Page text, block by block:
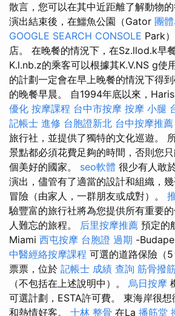
散言，您可以在其中近距離了解動物的
演出結束後，在鱷魚公園（Gator 團
GOOGLE SEARCH CONSOLE Park
店。 在晚餐的情況下，在Sz.llod.k早
K.l.nb.z的乘客可以根據其K.V.NS g使
的計劃一定會在早上晚餐的情況下得
的晚餐早晨。 自1994年底以來，
優化 按摩課程 台中市按摩 按摩 小腿
記帳士 進修 台胞證新北 台中按摩推薦
旅行社，並提供了獨特的文化巡遊。
景點都必須花費足夠的時間，否則您
個美好的國家。 seo軟體 很少有人敢
演出，儘管有了適當的設計和組織，
冒險（由家人，一群朋友或成對）。
驗豐富的旅行社將為您提供所有重要
人難忘的旅程。 后里按摩推薦 預定的
Miami 西屯按摩 台胞證 過期 -
中醫經絡按摩課程 可選的道路保險（
票票，位於 記帳士 成績 查詢 筋骨撥
（不包括在上述說明中）。 烏日按摩
可選計劃，ESTA許可費。 東海岸很
和熱情好客。 士林 整骨 在La 播筋堂